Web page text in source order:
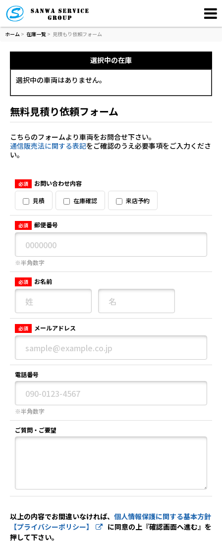
ホーム > 在庫一覧 > 見積もり依頼フォーム
選択中の在庫
選択中の車両はありません。
無料見積り依頼フォーム
こちらのフォームより車両をお問合せ下さい。
通信販売法に関する表記をご確認のうえ必要事項をご入力くださ
い。
必須 お問い合わせ内容
見積 在庫確認 来店予約
必須 郵便番号
※半角数字
必須 お名前
必須 メールアドレス
電話番号
※半角数字
ご質問・ご要望
以上の内容でお間違いなければ、 個人情報保護に関する基本方針
【プライバシーポリシー】
に同意の上『確認画面へ進む』を
押して下さい。